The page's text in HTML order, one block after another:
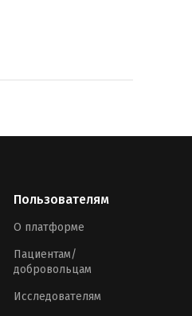
Пользователям
О платформе
Пациентам/
добровольцам
Исследователям